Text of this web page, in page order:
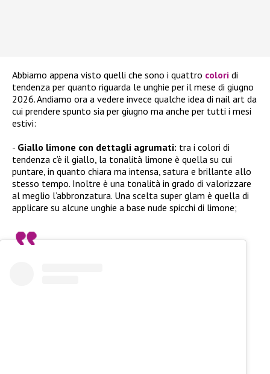
Abbiamo appena visto quelli che sono i quattro colori di
tendenza per quanto riguarda le unghie per il mese di giugno
2026. Andiamo ora a vedere invece qualche idea di nail art da
cui prendere spunto sia per giugno ma anche per tutti i mesi
estivi:
Giallo limone con dettagli agrumati: tra i colori di
tendenza c’è il giallo, la tonalità limone è quella su cui
puntare, in quanto chiara ma intensa, satura e brillante allo
stesso tempo. Inoltre è una tonalità in grado di valorizzare
al meglio l’abbronzatura. Una scelta super glam è quella di
applicare su alcune unghie a base nude spicchi di limone;